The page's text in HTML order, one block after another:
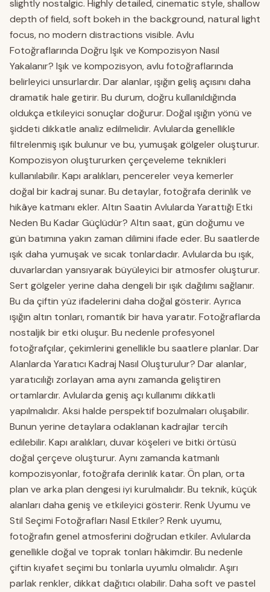
slightly nostalgic. Highly detailed, cinematic style, shallow
depth of field, soft bokeh in the background, natural light
focus, no modern distractions visible. Avlu
Fotoğraflarında Doğru Işık ve Kompozisyon Nasıl
Yakalanır? Işık ve kompozisyon, avlu fotoğraflarında
belirleyici unsurlardır. Dar alanlar, ışığın geliş açısını daha
dramatik hale getirir. Bu durum, doğru kullanıldığında
oldukça etkileyici sonuçlar doğurur. Doğal ışığın yönü ve
şiddeti dikkatle analiz edilmelidir. Avlularda genellikle
filtrelenmiş ışık bulunur ve bu, yumuşak gölgeler oluşturur.
Kompozisyon oluştururken çerçeveleme teknikleri
kullanılabilir. Kapı aralıkları, pencereler veya kemerler
doğal bir kadraj sunar. Bu detaylar, fotoğrafa derinlik ve
hikâye katmanı ekler. Altın Saatin Avlularda Yarattığı Etki
Neden Bu Kadar Güçlüdür? Altın saat, gün doğumu ve
gün batımına yakın zaman dilimini ifade eder. Bu saatlerde
ışık daha yumuşak ve sıcak tonlardadır. Avlularda bu ışık,
duvarlardan yansıyarak büyüleyici bir atmosfer oluşturur.
Sert gölgeler yerine daha dengeli bir ışık dağılımı sağlanır.
Bu da çiftin yüz ifadelerini daha doğal gösterir. Ayrıca
ışığın altın tonları, romantik bir hava yaratır. Fotoğraflarda
nostaljik bir etki oluşur. Bu nedenle profesyonel
fotoğrafçılar, çekimlerini genellikle bu saatlere planlar. Dar
Alanlarda Yaratıcı Kadraj Nasıl Oluşturulur? Dar alanlar,
yaratıcılığı zorlayan ama aynı zamanda geliştiren
ortamlardır. Avlularda geniş açı kullanımı dikkatli
yapılmalıdır. Aksi halde perspektif bozulmaları oluşabilir.
Bunun yerine detaylara odaklanan kadrajlar tercih
edilebilir. Kapı aralıkları, duvar köşeleri ve bitki örtüsü
doğal çerçeve oluşturur. Aynı zamanda katmanlı
kompozisyonlar, fotoğrafa derinlik katar. Ön plan, orta
plan ve arka plan dengesi iyi kurulmalıdır. Bu teknik, küçük
alanları daha geniş ve etkileyici gösterir. Renk Uyumu ve
Stil Seçimi Fotoğrafları Nasıl Etkiler? Renk uyumu,
fotoğrafın genel atmosferini doğrudan etkiler. Avlularda
genellikle doğal ve toprak tonları hâkimdir. Bu nedenle
çiftin kıyafet seçimi bu tonlarla uyumlu olmalıdır. Aşırı
parlak renkler, dikkat dağıtıcı olabilir. Daha soft ve pastel